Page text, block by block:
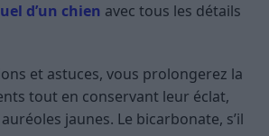
d’un chien avec tous les détails
et astuces, vous prolongerez la
tout en conservant leur éclat,
jaunes. Le bicarbonate, s’il